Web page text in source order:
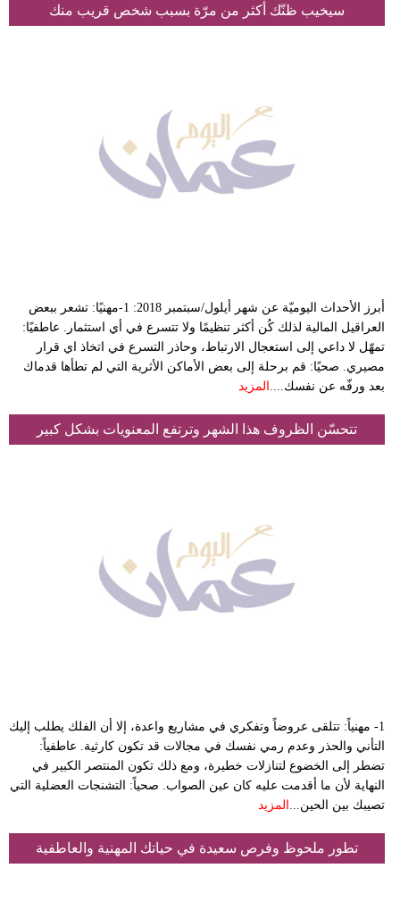
سيخيب ظنّك أكثر من مرّة بسبب شخص قريب منك
أبرز الأحداث اليوميّة عن شهر أيلول/سبتمبر 2018: 1-مهنيًا: تشعر ببعض
العراقيل المالية لذلك كُن أكثر تنظيمًا ولا تتسرع في أي استثمار. عاطفيًا:
تمهّل لا داعي إلى استعجال الارتباط، وحاذر التسرع في اتخاذ اي قرار
مصيري. صحيًا: قم برحلة إلى بعض الأماكن الأثرية التي لم تطأها قدماك
بعد ورفّه عن نفسك....
المزيد
تتحسّن الظروف هذا الشهر وترتفع المعنويات بشكل كبير
1- مهنياً: تتلقى عروضاً وتفكري في مشاريع واعدة، إلا أن الفلك يطلب إليك
التأني والحذر وعدم رمي نفسك في مجالات قد تكون كارثية. عاطفياً:
تضطر إلى الخضوع لتنازلات خطيرة، ومع ذلك تكون المنتصر الكبير في
النهاية لأن ما أقدمت عليه كان عين الصواب. صحياً: التشنجات العضلية التي
تصيبك بين الحين... المزيد
تطور ملحوظ وفرص سعيدة في حياتك المهنية والعاطفية